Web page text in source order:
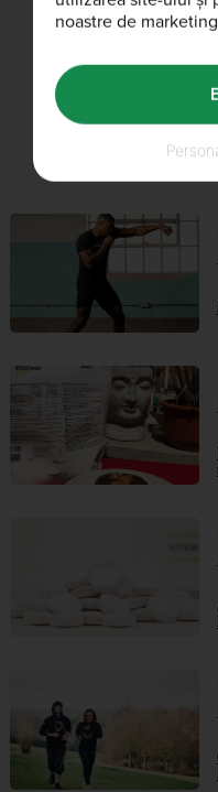
¿Le ha
Artículos
noastre de